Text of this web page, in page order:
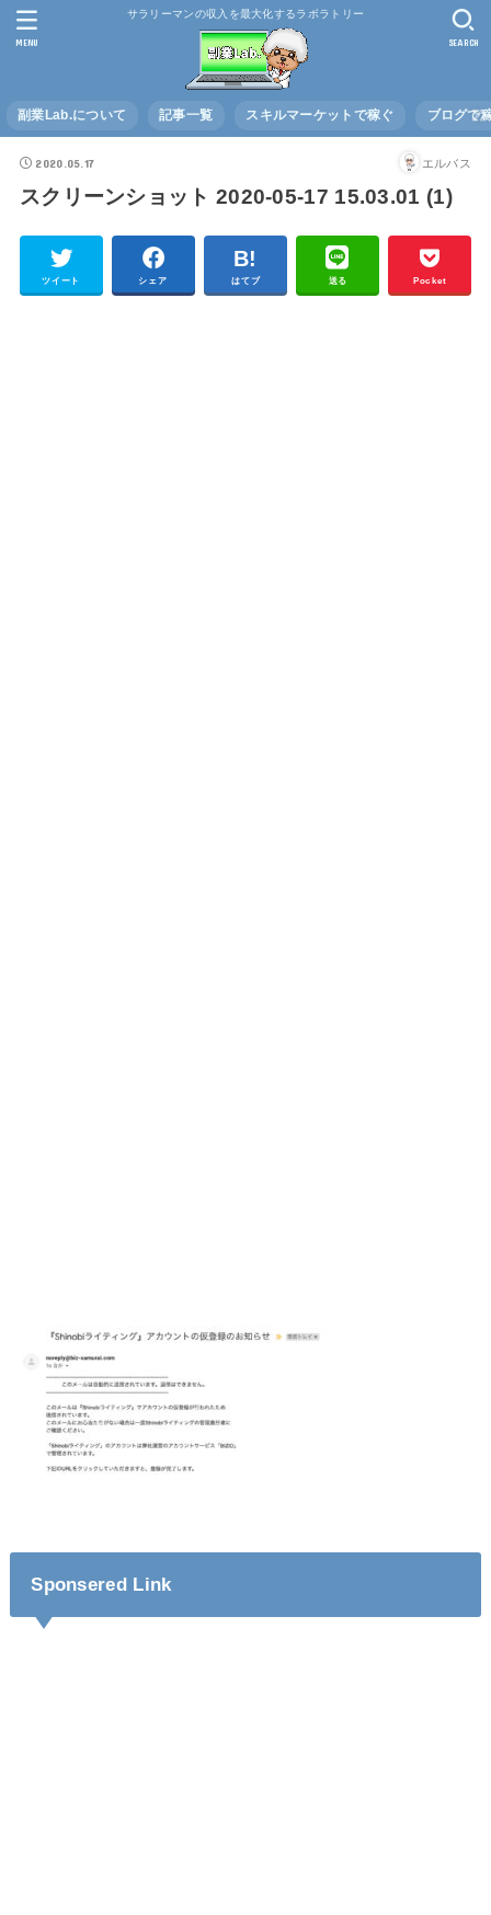
サラリーマンの収入を最大化するラボラトリー
副業Lab.について 記事一覧 スキルマーケットで稼ぐ ブログで
SEARCH
MENU
2020.05.17 エルバス
スクリーンショット 2020-05-17 15.03.01 (1)
ツイート シェア はてブ 送る Pocket
Sponsered Link